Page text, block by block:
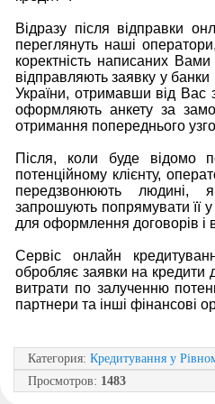
Відразу після відправки
переглянуть наші
коректність написаних
відправляють заявку у банки
України, отримавши від Вас
оформляють анкету за
отримання попереднього
Після, коли буде відомо
потенційному клієнту,
передзвонюють людині,
запрошують попрямувати її
для оформлення договорів і
Сервіс онлайн
обробляє заявки на кредити
витрати по залученню
партнери та інші фінансові
Категория: Кредитування у
Просмотров: 1483